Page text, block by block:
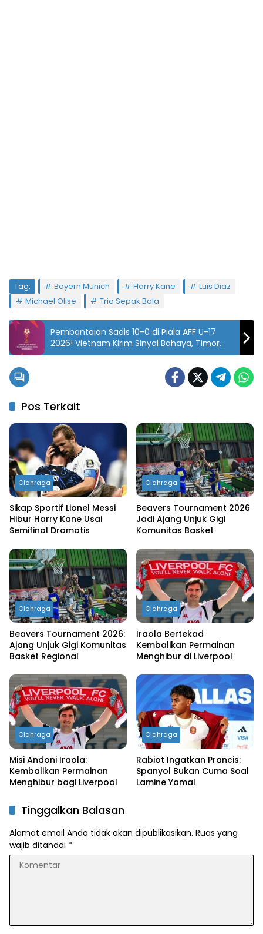
Tag: Bayern Munich Harry Kane
Luis Diaz
Michael Olise
Trio Sepak Bola
Pembantaian Sadis 10-0 di Piala AFF U-17
2026! Vietnam Kirim Sinyal Bahaya, Timor
Leste Hancur Lebur!
Pos Terkait
Olahraga
Sikap Sportif Lionel Messi
Hibur Harry Kane Usai
Semifinal Dramatis
Olahraga
Beavers Tournament 2026
Jadi Ajang Unjuk Gigi
Komunitas Basket
Olahraga
Beavers Tournament 2026:
Ajang Unjuk Gigi Komunitas
Basket Regional
Olahraga
Iraola Bertekad
Kembalikan Permainan
Menghibur di Liverpool
Olahraga
Misi Andoni Iraola:
Kembalikan Permainan
Menghibur bagi Liverpool
Olahraga
Rabiot Ingatkan Prancis:
Spanyol Bukan Cuma Soal
Lamine Yamal
Tinggalkan Balasan
Alamat email Anda tidak akan dipublikasikan. Ruas yang
wajib ditandai *